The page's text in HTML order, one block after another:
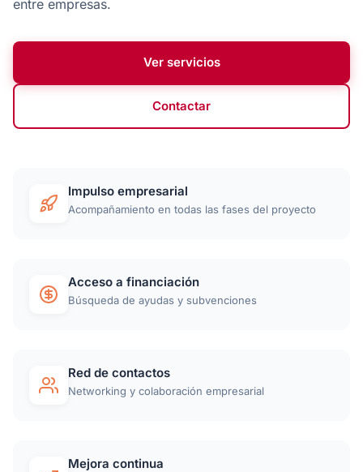
entre empresas.
Ver servicios
Contactar
Impulso empresarial
Acompañamiento en todas las fases del proyecto
Acceso a financiación
Búsqueda de ayudas y subvenciones
Red de contactos
Networking y colaboración empresarial
Mejora continua